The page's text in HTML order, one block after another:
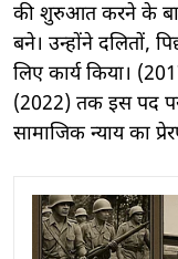
की शुरुआत करने के
बने। उन्होंने दलितों,
लिए कार्य किया।
(2022) तक इस पद
सामाजिक न्याय का